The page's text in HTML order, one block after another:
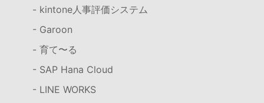
- kintone人事評価システム
- Garoon
- 育て〜る
- SAP Hana Cloud
- LINE WORKS